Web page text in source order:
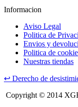
Informacion
Aviso Legal
Politica de
Envios y
Politica de
Nuestras tiendas
↩ Derecho de
Copyright © 2014